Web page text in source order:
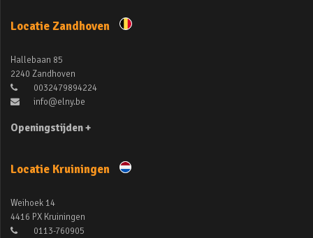
Locatie Zandhoven
Hallebaan 85
2240 Zandhoven
0032479894224
info@elny.be
Openingstijden +
Locatie Kruiningen
Weihoek 14
4416 PX Kruiningen
0113-760905